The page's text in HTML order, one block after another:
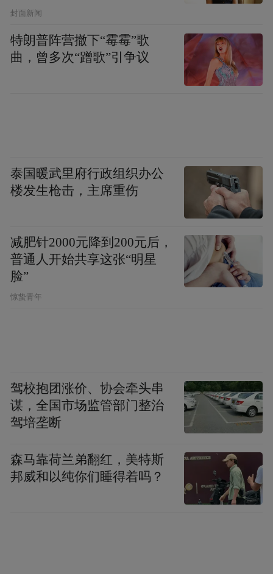
的生长曲线，同时也让孩子们从小建立起健
康管理的意识。”
采访结束后，刘健转身回到摊位前，继续带
封面新闻
特朗普阵营撤下“霉霉”歌
曲，曾多次“蹭歌”引争议
泰国暖武里府行政组织办公
楼发生枪击，主席重伤
减肥针2000元降到200元后，
普通人开始共享这张“明星
脸”
惊蛰青年
驾校抱团涨价、协会牵头串
谋，全国市场监管部门整治
驾培垄断
森马靠荷兰弟翻红，美特斯
邦威和以纯你们睡得着吗？